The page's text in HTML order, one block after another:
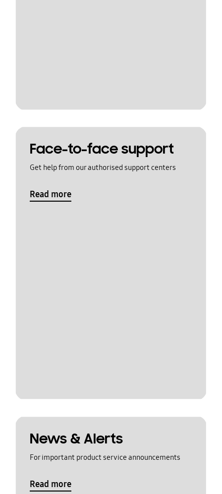
Face-to-face support
Get help from our authorised support centers
Read more
News & Alerts
For important product service announcements
Read more